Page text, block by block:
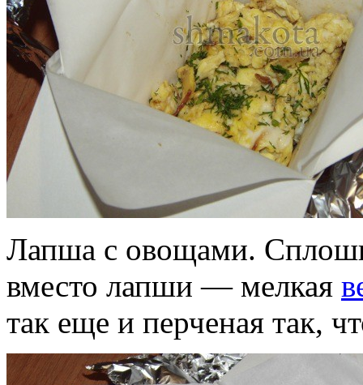
Лапша с овощами.
вместо лапши — мелкая
так еще и перченая так,